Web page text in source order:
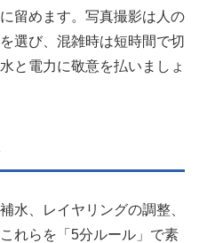
留めます。写真撮影は人の
選び、混雑時は短時間で切
と電力に敬意を払いましょ
水、レイヤリングの調整、
れらを「5分ルール」で素